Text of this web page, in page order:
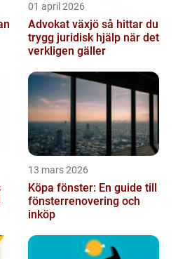
01 april 2026
Advokat växjö så hittar du
trygg juridisk hjälp när det
verkligen gäller
13 mars 2026
Köpa fönster: En guide till
fönsterrenovering och
inköp